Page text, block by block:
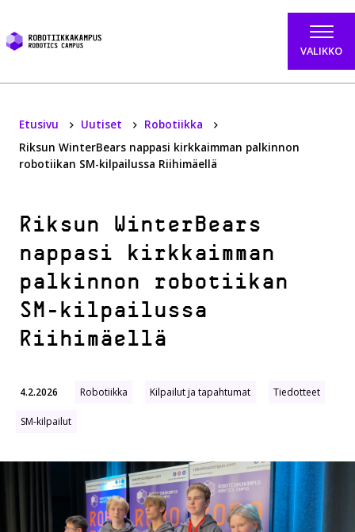
VALIKKO
Etusivu Uutiset
Robotiikka
Riksun WinterBears nappasi kirkkaimman palkinnon
robotiikan SM-kilpailussa Riihimäellä
Riksun WinterBears
nappasi kirkkaimman
palkinnon robotiikan
SM-kilpailussa
Riihimäellä
4.2.2026 Robotiikka Kilpailut ja tapahtumat Tiedotteet
SM-kilpailut